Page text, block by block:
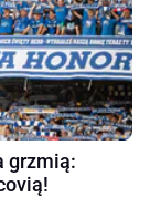
grzmią: